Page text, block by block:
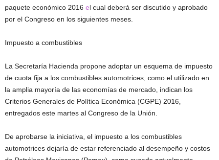
paquete económico 2016 el cual deberá ser discutido y aprobado
por el Congreso en los siguientes meses.
Impuesto a combustibles
La Secretaría Hacienda propone adoptar un esquema de impuesto
de cuota fija a los combustibles automotrices, como el utilizado en
la amplia mayoría de las economías de mercado, indican los
Criterios Generales de Política Económica (CGPE) 2016,
entregados este martes al Congreso de la Unión.
De aprobarse la iniciativa, el impuesto a los combustibles
automotrices dejaría de estar referenciado al desempeño y costos